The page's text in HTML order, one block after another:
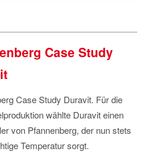
Case Study
Case Study Duravit. Für die
wählte Duravit einen
von Pfannenberg, der nun stets
Temperatur sorgt.